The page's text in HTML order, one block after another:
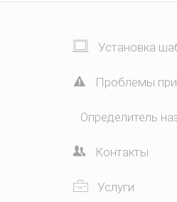
Установка
Проблемы при
Определитель
Контакты
Услуги